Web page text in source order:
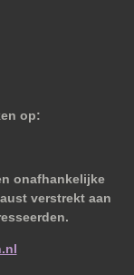
op:
onafhankelijke
verstrekt aan